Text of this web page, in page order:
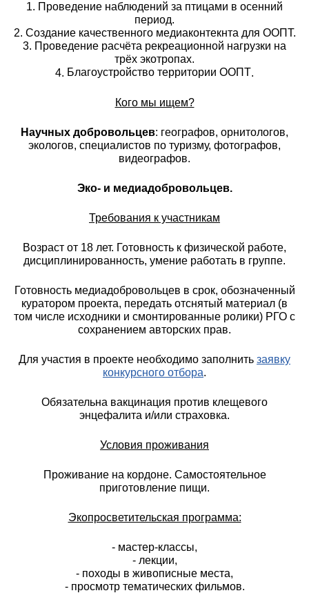
1. Проведение наблюдений за птицами в осенний
период.
2. Создание качественного медиаконтекнта для ООПТ.
3. Проведение расчёта рекреационной нагрузки на
трёх экотропах.
4. Благоустройство территории ООПТ.
Кого мы ищем?
Научных добровольцев: географов, орнитологов,
экологов, специалистов по туризму, фотографов,
видеографов.
Эко- и медиадобровольцев.
Требования к участникам
Возраст от 18 лет. Готовность к физической работе,
дисциплинированность, умение работать в группе.
Готовность медиадобровольцев в срок, обозначенный
куратором проекта, передать отснятый материал (в
том числе исходники и смонтированные ролики) РГО с
сохранением авторских прав.
Для участия в проекте необходимо заполнить заявку
конкурсного отбора.
Обязательна вакцинация против клещевого
энцефалита и/или страховка.
Условия проживания
Проживание на кордоне. Самостоятельное
приготовление пищи.
Экопросветительская программа:
- мастер-классы,
- лекции,
- походы в живописные места,
- просмотр тематических фильмов.